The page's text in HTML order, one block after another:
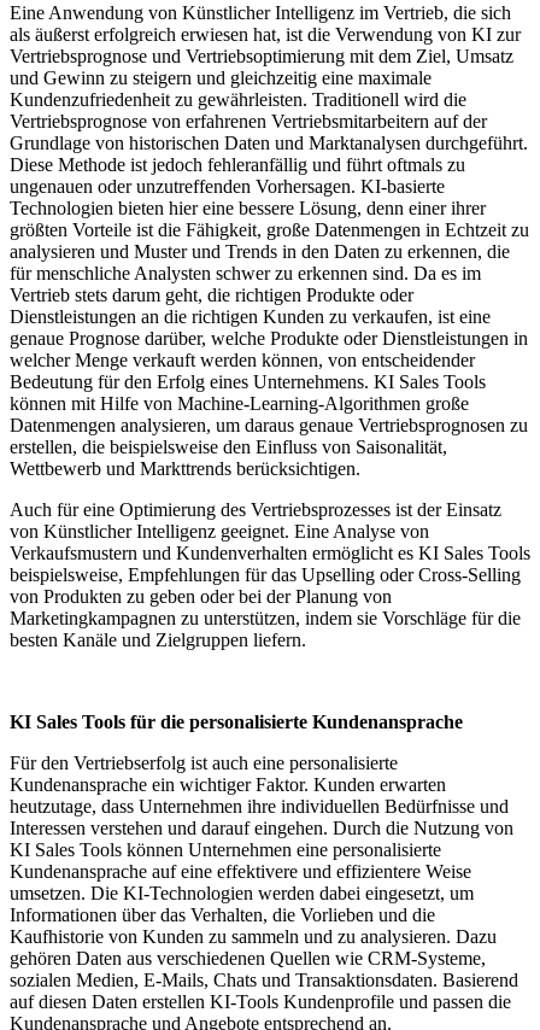
Eine Anwendung von Künstlicher Intelligenz im Vertrieb, die sich
als äußerst erfolgreich erwiesen hat, ist die Verwendung von KI zur
Vertriebsprognose und Vertriebsoptimierung mit dem Ziel, Umsatz
und Gewinn zu steigern und gleichzeitig eine maximale
Kundenzufriedenheit zu gewährleisten. Traditionell wird die
Vertriebsprognose von erfahrenen Vertriebsmitarbeitern auf der
Grundlage von historischen Daten und Marktanalysen durchgeführt.
Diese Methode ist jedoch fehleranfällig und führt oftmals zu
ungenauen oder unzutreffenden Vorhersagen. KI-basierte
Technologien bieten hier eine bessere Lösung, denn einer ihrer
größten Vorteile ist die Fähigkeit, große Datenmengen in Echtzeit zu
analysieren und Muster und Trends in den Daten zu erkennen, die
für menschliche Analysten schwer zu erkennen sind. Da es im
Vertrieb stets darum geht, die richtigen Produkte oder
Dienstleistungen an die richtigen Kunden zu verkaufen, ist eine
genaue Prognose darüber, welche Produkte oder Dienstleistungen in
welcher Menge verkauft werden können, von entscheidender
Bedeutung für den Erfolg eines Unternehmens. KI Sales Tools
können mit Hilfe von Machine-Learning-Algorithmen große
Datenmengen analysieren, um daraus genaue Vertriebsprognosen zu
erstellen, die beispielsweise den Einfluss von Saisonalität,
Wettbewerb und Markttrends berücksichtigen.
Auch für eine Optimierung des Vertriebsprozesses ist der Einsatz
von Künstlicher Intelligenz geeignet. Eine Analyse von
Verkaufsmustern und Kundenverhalten ermöglicht es KI Sales Tools
beispielsweise, Empfehlungen für das Upselling oder Cross-Selling
von Produkten zu geben oder bei der Planung von
Marketingkampagnen zu unterstützen, indem sie Vorschläge für die
besten Kanäle und Zielgruppen liefern.
KI Sales Tools für die personalisierte Kundenansprache
Für den Vertriebserfolg ist auch eine personalisierte
Kundenansprache ein wichtiger Faktor. Kunden erwarten
heutzutage, dass Unternehmen ihre individuellen Bedürfnisse und
Interessen verstehen und darauf eingehen. Durch die Nutzung von
KI Sales Tools können Unternehmen eine personalisierte
Kundenansprache auf eine effektivere und effizientere Weise
umsetzen. Die KI-Technologien werden dabei eingesetzt, um
Informationen über das Verhalten, die Vorlieben und die
Kaufhistorie von Kunden zu sammeln und zu analysieren. Dazu
gehören Daten aus verschiedenen Quellen wie CRM-Systeme,
sozialen Medien, E-Mails, Chats und Transaktionsdaten. Basierend
auf diesen Daten erstellen KI-Tools Kundenprofile und passen die
Kundenansprache und Angebote entsprechend an.